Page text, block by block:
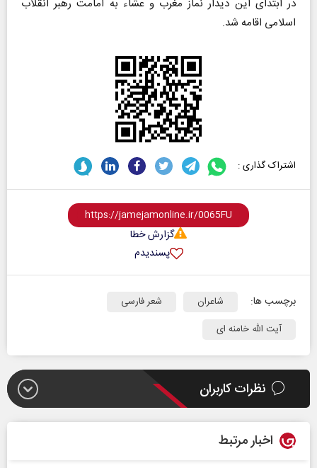
در ابتدای این دیدار نماز مغرب و عشاء به امامت رهبر انقلاب
اسلامی اقامه شد.
اشتراک گذاری :
گزارش خطا
پسندیدم
برچسب ها: شاعران
شعر فارسی
آیت الله خامنه ای
نظرات کاربران
اخبار مرتبط